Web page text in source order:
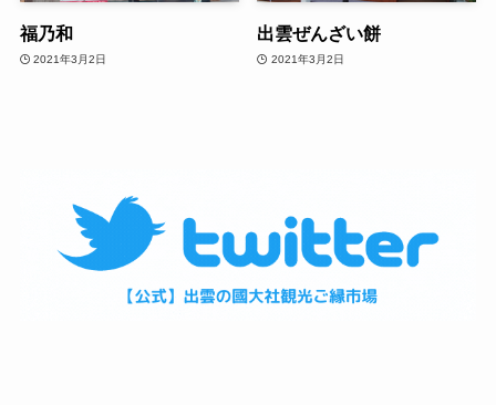
福乃和
2021年3月2日
出雲ぜんざい餅
2021年3月2日